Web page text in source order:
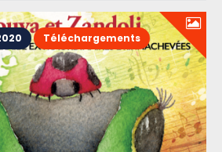
Téléchargements